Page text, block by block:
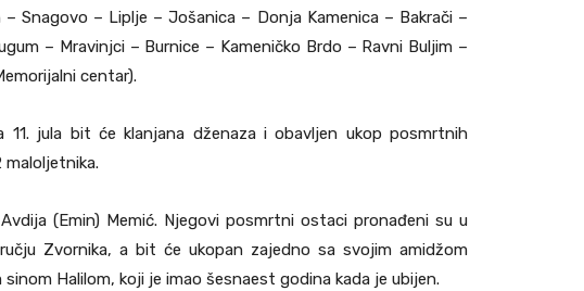
– Snagovo – Liplje – Jošanica – Donja Kamenica – Bakrači –
– Mravinjci – Burnice – Kameničko Brdo – Ravni Buljim –
centar).
11. jula bit će klanjana dženaza i obavljen ukop posmrtnih
maloljetnika.
(Emin) Memić. Njegovi posmrtni ostaci pronađeni su u
Zvornika, a bit će ukopan zajedno sa svojim amidžom
Halilom, koji je imao šesnaest godina kada je ubijen.